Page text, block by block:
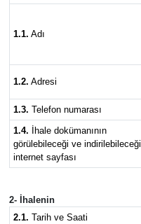
1.1. Adı
1.2. Adresi
1.3. Telefon numarası
1.4. İhale dokümanının
görülebileceği ve indirilebileceği
internet sayfası
2- İhalenin
2.1. Tarih ve Saati